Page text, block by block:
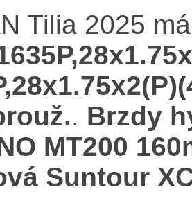
Tilia 2025
. Brzdy
MT200
Suntour